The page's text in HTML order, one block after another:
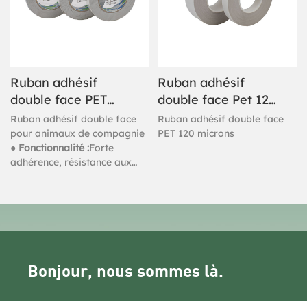
Ruban adhésif
double face PET
100 microns à base
de solvant
Ruban adhésif double face
pour animaux de compagnie
● Fonctionnalité :Forte
adhérence, résistance aux
bonne durabilité, étanche à
Ruban adhésif
double face Pet 120
microns
Ruban adhésif double face
PET 120 microns
Bonjour, nous sommes là.